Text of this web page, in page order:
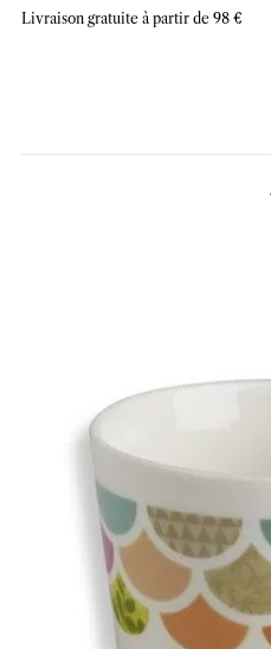
Livraison gratuite à partir de 98 €